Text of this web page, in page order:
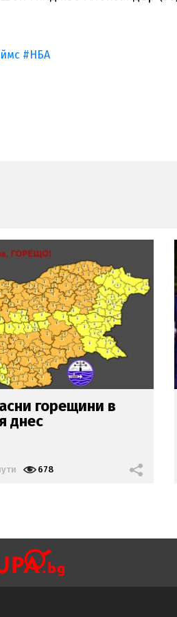
#НБА
В СОФИЯ:
000 евро
Негъра
2027